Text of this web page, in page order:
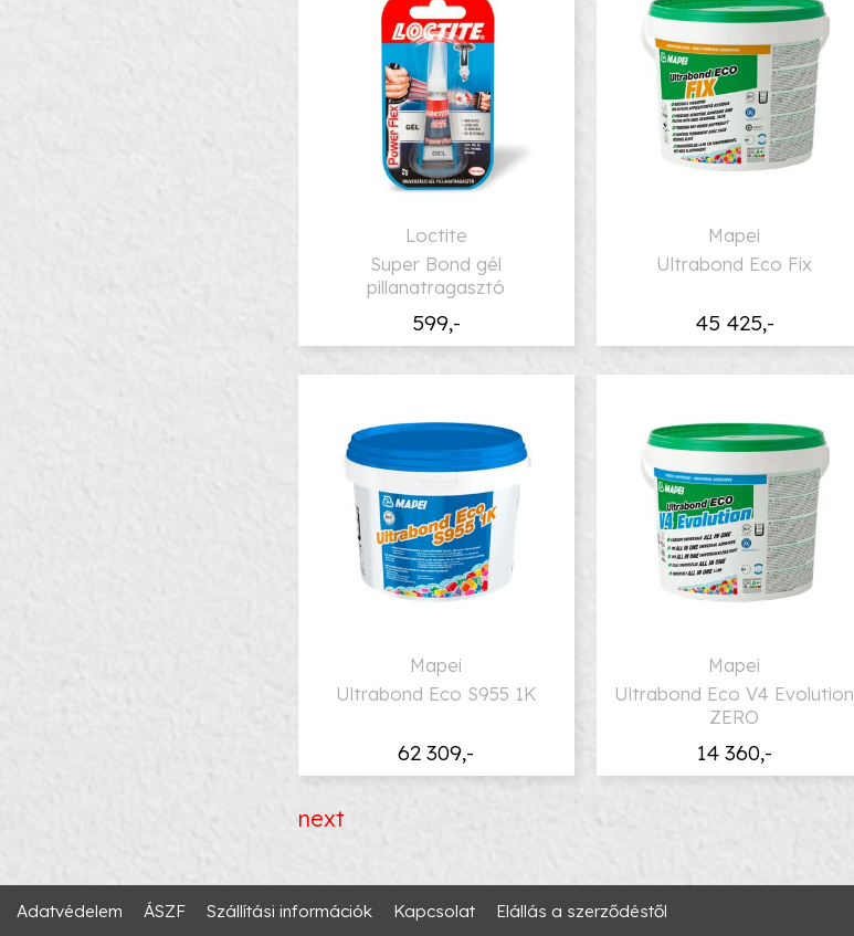
599,-
Loctite
Super Bond gél
pillanatragasztó
45 425,-
Mapei
Ultrabond Eco Fix
62 309,-
Mapei
Ultrabond Eco S955 1K
14 360,-
Mapei
Ultrabond Eco V4 Evolution
ZERO
next
Adatvédelem ÁSZF Szállítási információk Kapcsolat Elállás a szerződéstől